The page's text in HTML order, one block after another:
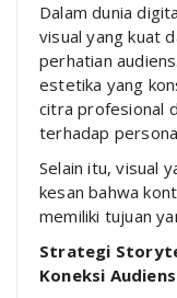
Dalam dunia
visual yang kuat
perhatian
estetika yang
citra profesional
terhadap
Selain itu, visual
kesan bahwa
memiliki tujuan
Strategi
Koneksi Audiens